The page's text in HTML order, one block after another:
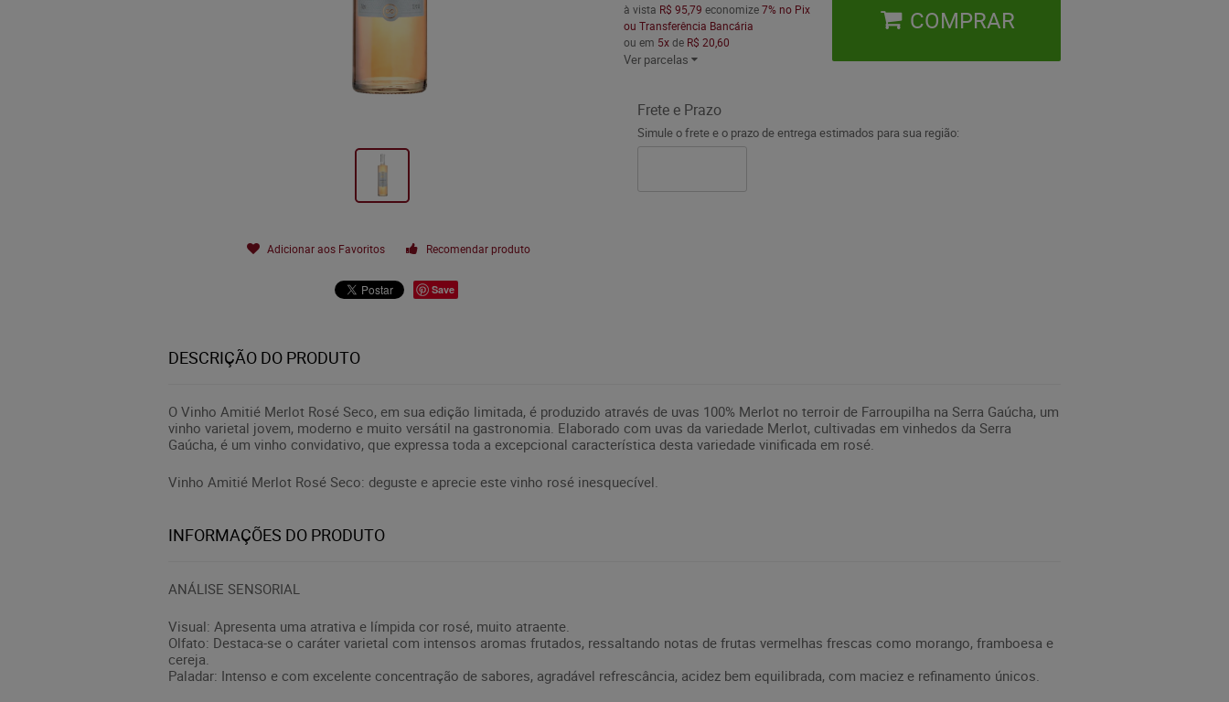
Adicionar aos Favoritos Recomendar produto
Save
à vista R$ 95,79 economize7% no Pix
ou Transferência Bancária
ou em 5xde R$ 20,60
Ver parcelas
COMPRAR
Frete e Prazo
Simule o frete e o prazo de entrega estimados para sua região:
DESCRIÇÃO DO PRODUTO
O Vinho Amitié Merlot Rosé Seco, em sua edição limitada, é produzido através de uvas 100% Merlot no terroir de Farroupilha na Serra Gaúcha, um
vinho varietal jovem, moderno e muito versátil na gastronomia. Elaborado com uvas da variedade Merlot, cultivadas em vinhedos da Serra
Gaúcha, é um vinho convidativo, que expressa toda a excepcional característica desta variedade vinificada em rosé.
Vinho Amitié Merlot Rosé Seco: deguste e aprecie este vinho rosé inesquecível.
INFORMAÇÕES DO PRODUTO
ANÁLISE SENSORIAL
Visual: Apresenta uma atrativa e límpida cor rosé, muito atraente.
Olfato: Destaca-se o caráter varietal com intensos aromas frutados, ressaltando notas de frutas vermelhas frescas como morango, framboesa e
cereja.
Paladar: Intenso e com excelente concentração de sabores, agradável refrescância, acidez bem equilibrada, com maciez e refinamento únicos.